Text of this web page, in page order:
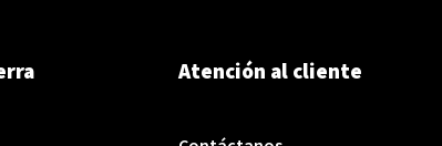
Atención al cliente